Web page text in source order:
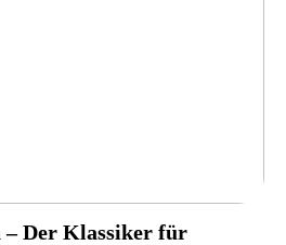
– Der Klassiker für